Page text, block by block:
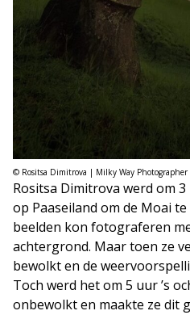
© Rositsa Dimitrova | Milky Way Photographer
Rositsa Dimitrova werd om
op Paaseiland om de Moai
beelden kon fotograferen
achtergrond. Maar toen ze
bewolkt en de
Toch werd het om 5 uur ’s
onbewolkt en maakte ze dit